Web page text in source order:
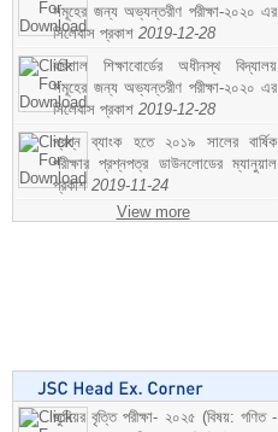
সমূহের জন্য অভ্যন্তরীণ পরীক্ষা-২০২০ এর
সিলেবাস প্রকাশ 2019-12-28
বরিশাল শিক্ষাবোর্ডের অধীনস্থ বিদ্যালয়
সমূহের জন্য অভ্যন্তরীণ পরীক্ষা-২০২০ এর
সিলেবাস প্রকাশ 2019-12-28
প্রশ্ন ব্যাংক হতে ২০১৯ সালের বার্ষিক
পরীক্ষার প্রশ্নপত্র ডাউনলোডের ম্যানুয়াল
প্রকাশ 2019-11-24
View more
জুনিয়র বৃত্তি পরীক্ষা- ২০২৫ (বিষয়: গণিত -